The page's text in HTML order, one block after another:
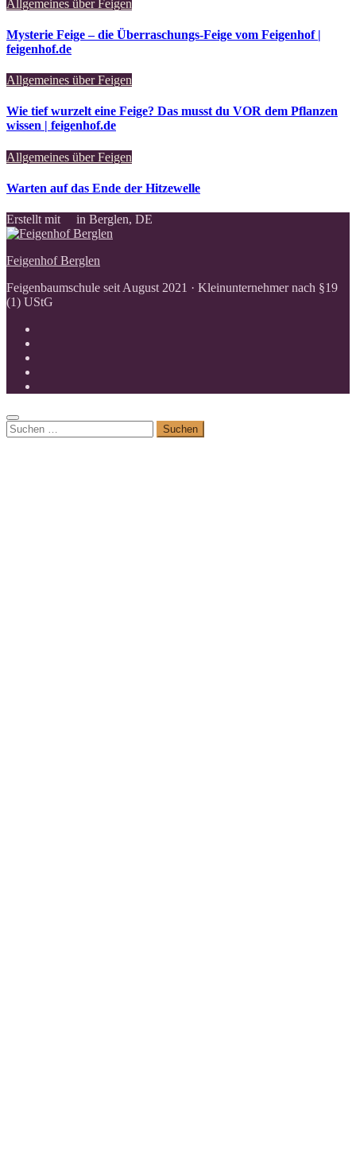
Allgemeines über Feigen
Mysterie Feige – die Überraschungs-Feige vom Feigenhof |
feigenhof.de
Allgemeines über Feigen
Wie tief wurzelt eine Feige? Das musst du VOR dem Pflanzen
wissen | feigenhof.de
Allgemeines über Feigen
Warten auf das Ende der Hitzewelle
Erstellt mit in Berglen, DE
Feigenhof Berglen
Feigenbaumschule seit August 2021 · Kleinunternehmer nach §19
(1) UStG
Suchen
nach: